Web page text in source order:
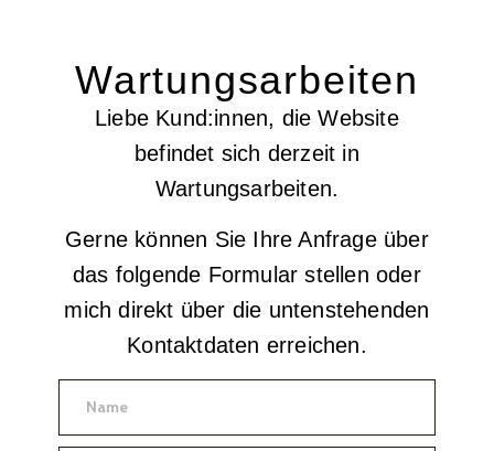
Wartungsarbeiten
Liebe Kund:innen, die Website
befindet sich derzeit in
Wartungsarbeiten.
Gerne können Sie Ihre Anfrage über
das folgende Formular stellen oder
mich direkt über die untenstehenden
Kontaktdaten erreichen.